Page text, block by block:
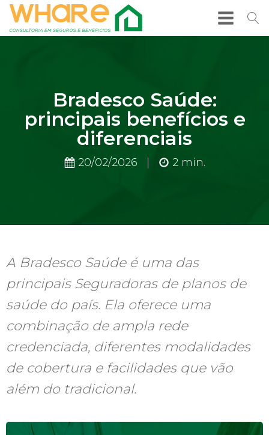
Bradesco Saúde:
principais benefícios e
diferenciais
20/02/2026 2 min.
A Bradesco Saúde é uma das
principais Seguradoras de planos de
saúde do país. Ela oferece uma
combinação de ampla rede
credenciada, diferentes modalidades
de cobertura e facilidades que vão
além do tradicional.